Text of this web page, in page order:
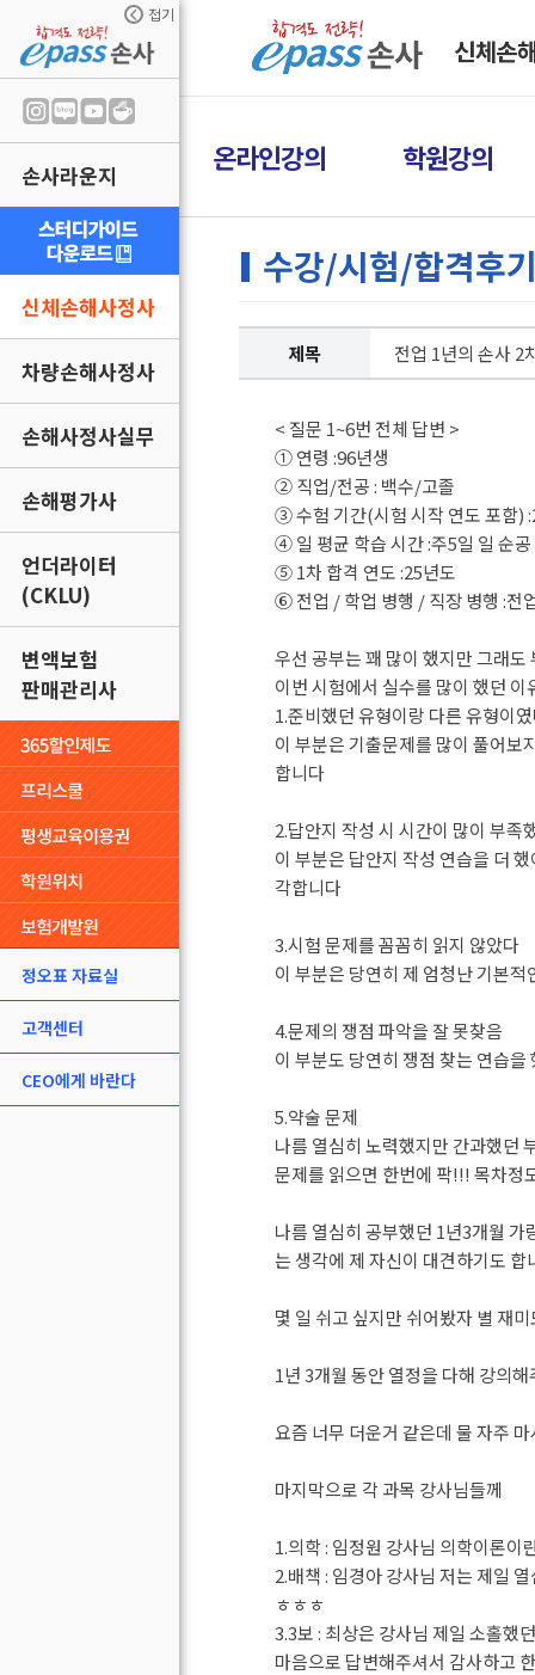
접기
손사라운지
신체손해사정사
차량손해사정사
손해사정사실무
손해평가사
언더라이터
(CKLU)
변액보험
판매관리사
정오표 자료실
고객센터
CEO에게 바란다
신체손
온라인강의 학원강의
수강/시험/합격후
제목 전업 1년의 손사 2
< 질문 1~6번 전체 답변 >
① 연령 :96년생
② 직업/전공 : 백수/고졸
③ 수험 기간(시험 시작 연도 포함)
④ 일 평균 학습 시간 :주5일 일 순
⑤ 1차 합격 연도 :25년도
⑥ 전업 / 학업 병행 / 직장 병행 :전
우선 공부는 꽤 많이 했지만 그래
이번 시험에서 실수를 많이 했던
1.준비했던 유형이랑 다른 유형이
이 부분은 기출문제를 많이 풀어보
합니다
2.답안지 작성 시 시간이 많이 부족
이 부분은 답안지 작성 연습을 더
각합니다
3.시험 문제를 꼼꼼히 읽지 않았다
이 부분은 당연히 제 엄청난 기본
4.문제의 쟁점 파악을 잘 못찾음
이 부분도 당연히 쟁점 찾는 연습
5.약술 문제
나름 열심히 노력했지만 간과했던
문제를 읽으면 한번에 팍!!! 목차정
나름 열심히 공부했던 1년3개월
는 생각에 제 자신이 대견하기도 합
몇 일 쉬고 싶지만 쉬어봤자 별 재
1년 3개월 동안 열정을 다해 강의
요즘 너무 더운거 같은데 물 자주
마지막으로 각 과목 강사님들께
1.의학 : 임정원 강사님 의학이론
2.배책 : 임경아 강사님 저는 제일
ㅎㅎㅎ
3.3보 : 최상은 강사님 제일 소홀했
마음으로 답변해주셔서 감사하고